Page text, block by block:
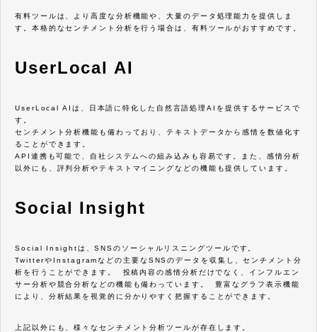
有料ツールは、より高度な分析機能や、大量のデータ処理能力を提供しま
す。本格的なセンチメント分析を行う場合は、有料ツールがおすすめです。
UserLocal AI
UserLocal AIは、日本語に特化した自然言語処理AIを提供するサービスで
す。
センチメント分析機能も備わっており、テキストデータから感情を数値化す
ることができます。
API連携も可能で、自社システムへの組み込みも容易です。また、感情分析
以外にも、評判分析やテキストマイニングなどの機能も提供しています。
Social Insight
Social Insightは、SNSのソーシャルリスニングツールです。
TwitterやInstagramなどの主要なSNSのデータを収集し、センチメント分
析を行うことができます。 投稿内容の感情分析だけでなく、インフルエン
サー分析や競合分析などの機能も備わっています。 豊富なグラフ表示機能
により、分析結果を視覚的に分かりやすく把握することができます。
上記以外にも、様々なセンチメント分析ツールが存在します。